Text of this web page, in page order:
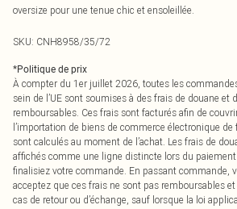
oversize pour une tenue chic et ensoleillée.
SKU: CNH8958/35/72
*Politique de prix
À compter du 1er juillet 2026, toutes les
sein de l’UE sont soumises à des frais de douane et
remboursables. Ces frais sont facturés afin de
l’importation de biens de commerce électronique de
sont calculés au moment de l’achat. Les frais de
affichés comme une ligne distincte lors du
finalisiez votre commande. En passant commande,
acceptez que ces frais ne sont pas remboursables
cas de retour ou d’échange, sauf lorsque la loi